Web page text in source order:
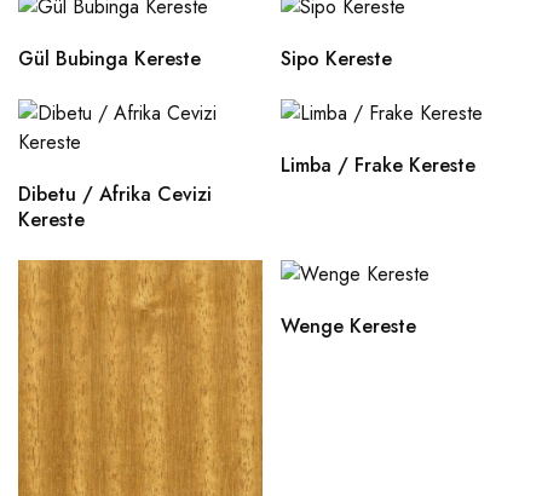
Gül Bubinga Kereste Sipo Kereste
Dibetu / Afrika Cevizi
Kereste
Limba / Frake Kereste
Wenge Kereste